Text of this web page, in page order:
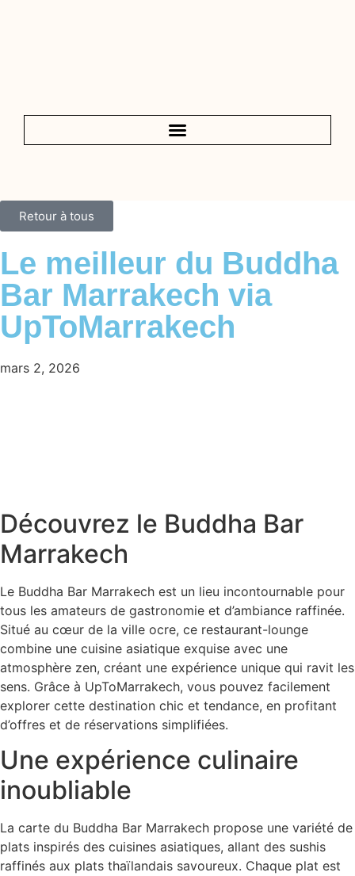
Retour à tous
Le meilleur du Buddha
Bar Marrakech via
UpToMarrakech
mars 2, 2026
Découvrez le Buddha Bar
Marrakech
Le Buddha Bar Marrakech est un lieu incontournable pour
tous les amateurs de gastronomie et d’ambiance raffinée.
Situé au cœur de la ville ocre, ce restaurant-lounge
combine une cuisine asiatique exquise avec une
atmosphère zen, créant une expérience unique qui ravit les
sens. Grâce à UpToMarrakech, vous pouvez facilement
explorer cette destination chic et tendance, en profitant
d’offres et de réservations simplifiées.
Une expérience culinaire
inoubliable
La carte du Buddha Bar Marrakech propose une variété de
plats inspirés des cuisines asiatiques, allant des sushis
raffinés aux plats thaïlandais savoureux. Chaque plat est